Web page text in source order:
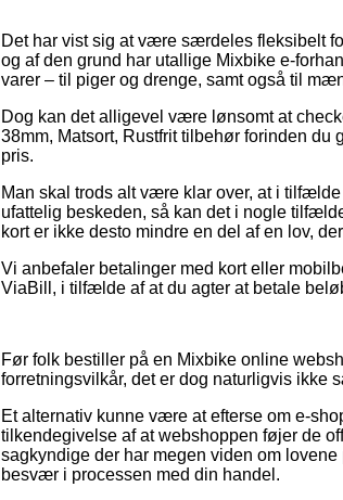
Det har vist sig at være særdeles fleksibelt
og af den grund har utallige Mixbike e-
varer – til piger og drenge, samt også til
Dog kan det alligevel være lønsomt at
38mm, Matsort, Rustfrit tilbehør forinden
pris.
Man skal trods alt være klar over, at i
ufattelig beskeden, så kan det i nogle
kort er ikke desto mindre en del af en lov,
Vi anbefaler betalinger med kort eller
ViaBill, i tilfælde af at du agter at betale
Før folk bestiller på en Mixbike online
forretningsvilkår, det er dog naturligvis ikke
Et alternativ kunne være at efterse om e-
tilkendegivelse af at webshoppen føjer de
sagkyndige der har megen viden om
besvær i processen med din handel.